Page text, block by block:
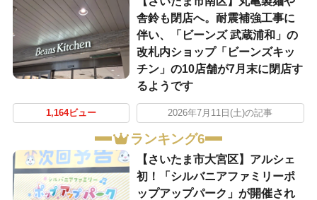
舎鈴も閉店へ。耐震補強工事に
伴い、「ビーンズ 武蔵浦和」の
改札内ショップ「ビーンズキッ
チン」の10店舗が7月末に閉店す
るようです
1,164ビュー 2026年7月11日(土)の記事
ランキング6
【さいたま市大宮区】アルシェ
初！「シルバニアファミリーポ
ップアップパーク」が開催され